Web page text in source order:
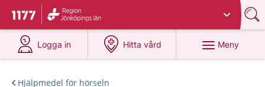
Till startsidan för 1177
Du har valt region
Logga in
på 1177.se
Hitta vård
på 1177.se
Meny
Hjälpmedel för hörseln